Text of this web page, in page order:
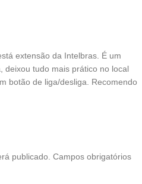
extensão da Intelbras. É um
deixou tudo mais prático no local
botão de liga/desliga. Recomendo
publicado. Campos obrigatórios